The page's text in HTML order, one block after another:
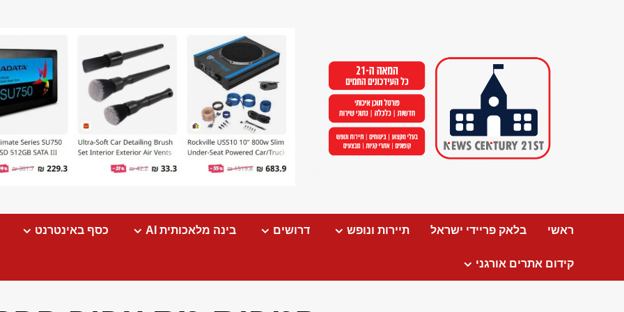
ראשי בלאק פריידי ישראל תיירות ונופש דרושים בינה מלאכותית AI כסף באינטרנט
קידום אתרים אורגני